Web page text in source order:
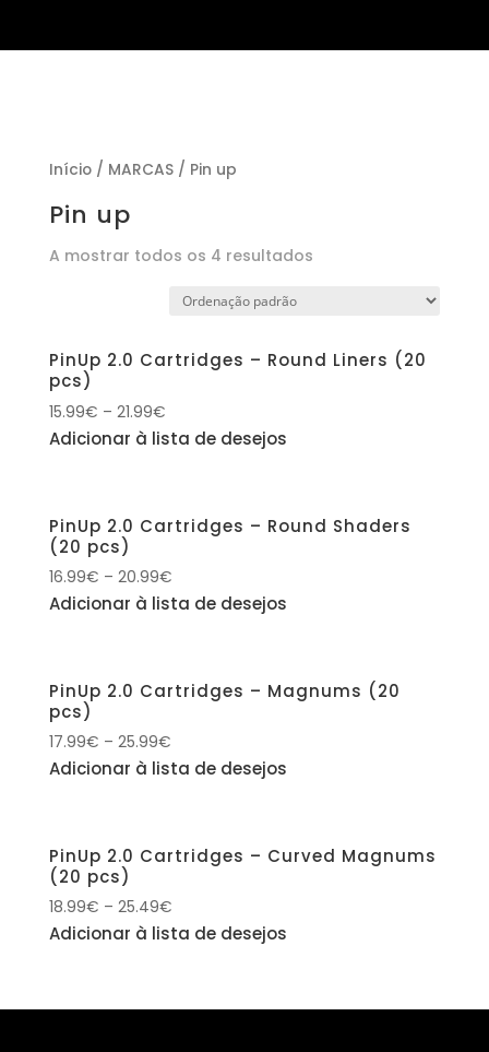
Início/ MARCAS/ Pin up
Pin up
A mostrar todos os 4 resultados
PinUp 2.0 Cartridges – Round Liners (20
pcs)
15.99€ – 21.99€
Adicionar à lista de desejos
PinUp 2.0 Cartridges – Round Shaders
(20 pcs)
16.99€ – 20.99€
Adicionar à lista de desejos
PinUp 2.0 Cartridges – Magnums (20
pcs)
17.99€ – 25.99€
Adicionar à lista de desejos
PinUp 2.0 Cartridges – Curved Magnums
(20 pcs)
18.99€ – 25.49€
Adicionar à lista de desejos